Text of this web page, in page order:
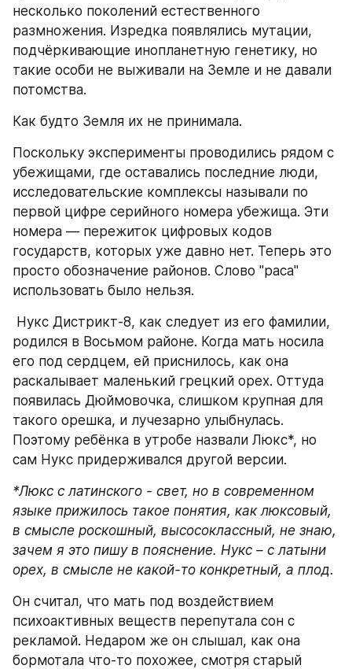
несколько поколений естественного
размножения. Изредка появлялись мутации,
подчёркивающие инопланетную генетику, но
такие особи не выживали на Земле и не давали
потомства.
Как будто Земля их не принимала.
Поскольку эксперименты проводились рядом с
убежищами, где оставались последние люди,
исследовательские комплексы называли по
первой цифре серийного номера убежища. Эти
номера — пережиток цифровых кодов
государств, которых уже давно нет. Теперь это
просто обозначение районов. Слово "раса"
использовать было нельзя.
родился в Восьмом районе. Когда мать носила
его под сердцем, ей приснилось, как она
раскалывает маленький грецкий орех. Оттуда
появилась Дюймовочка, слишком крупная для
такого орешка, и лучезарно улыбнулась.
Поэтому ребёнка в утробе назвали Люкс*, но
сам Нукс придерживался другой версии.
*Люкс с латинского - свет, но в современном
языке прижилось такое понятия, как люксовый,
в смысле роскошный, высосоклассный, не знаю,
зачем я это пишу в пояснение. Нукс – с латыни
орех, в смысле не какой-то конкретный, а плод.
Он считал, что мать под воздействием
психоактивных веществ перепутала сон с
рекламой. Недаром же он слышал, как она
бормотала что-то похожее, смотря старый